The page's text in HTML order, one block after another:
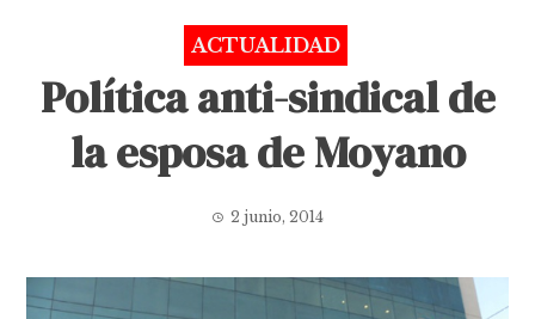
ACTUALIDAD
Política anti-sindical de
la esposa de Moyano
2 junio, 2014